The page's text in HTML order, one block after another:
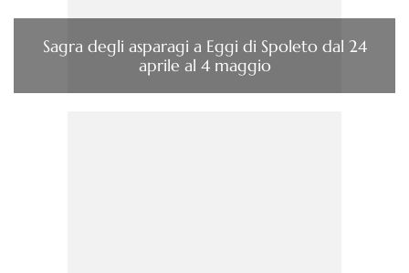
Sagra degli asparagi a Eggi di Spoleto dal 24
aprile al 4 maggio